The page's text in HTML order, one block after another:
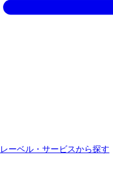
レーベル・サービスから探す